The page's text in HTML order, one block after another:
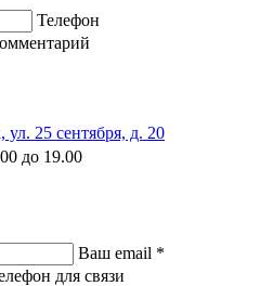
Телефон
ул. 25 сентября, д. 20
до 19.00
Ваш email *
для связи